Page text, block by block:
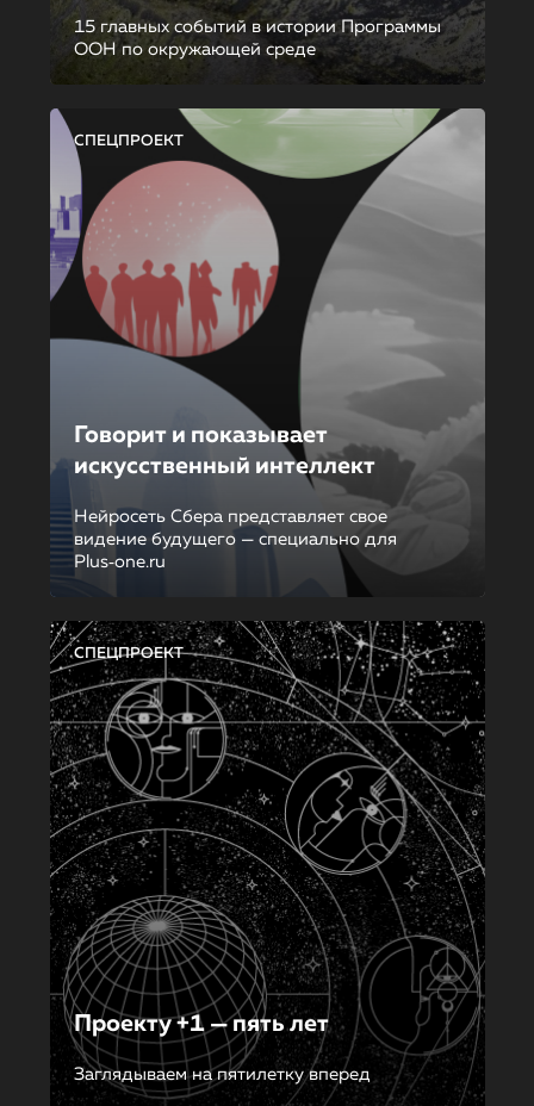
15 главных событий в истории Программы
ООН по окружающей среде
СПЕЦПРОЕКТ
Говорит и показывает
искусственный интеллект
Нейросеть Сбера представляет свое
видение будущего — специально для
Plus‑one.ru
СПЕЦПРОЕКТ
Проекту +1 — пять лет
Заглядываем на пятилетку вперед